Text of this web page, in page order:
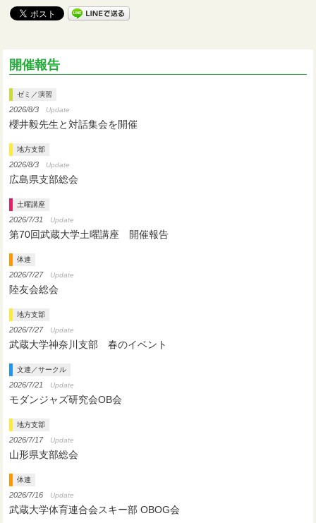
開催報告
ゼミ／演習
2026/8/3 Update
櫻井毅先生と対話集会を開催
地方支部
2026/8/3 Update
広島県支部総会
土曜講座
2026/7/31 Update
第70回武蔵大学土曜講座 開催報告
体連
2026/7/27 Update
陸友会総会
地方支部
2026/7/27 Update
武蔵大学神奈川支部 春のイベント
文連／サークル
2026/7/21 Update
モダンジャズ研究会OB会
地方支部
2026/7/17 Update
山形県支部総会
体連
2026/7/16 Update
武蔵大学体育連合会スキー部 OBOG会